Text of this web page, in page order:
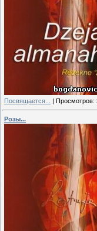
Посвящается... Просмотров:
Розы...